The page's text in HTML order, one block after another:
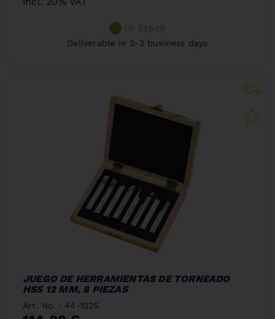
In Stock
Deliverable in 2-3 business days
JUEGO DE HERRAMIENTAS DE TORNEADO
HSS 12 MM, 8 PIEZAS
Art. No. : 44-1025